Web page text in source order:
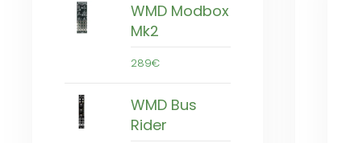
WMD Modbox
Mk2
289€
WMD Bus
Rider